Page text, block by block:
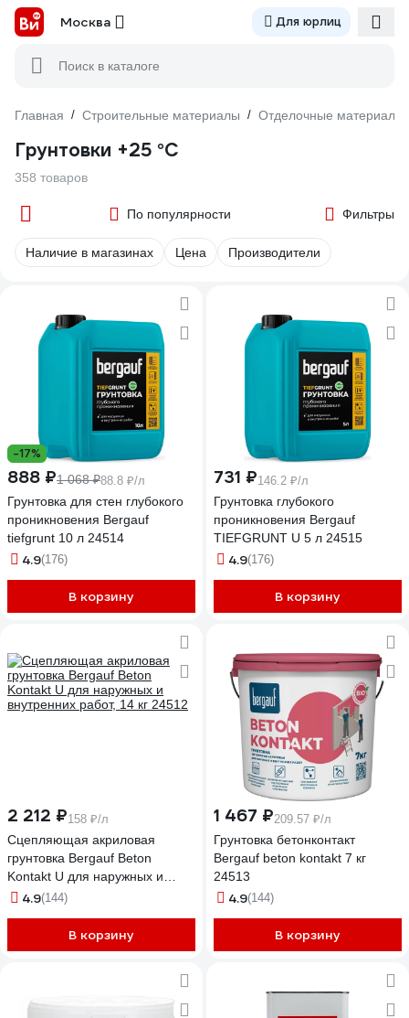
Москва Для юрлиц
Поиск в каталоге
Главная / Строительные материалы / Отделочные материалы
Грунтовки +25 °С
358 товаров
По популярности Фильтры
Наличие в магазинах Цена Производители
-17%
888 ₽1 068 ₽88.8 ₽/л
Грунтовка для стен глубокого
проникновения Bergauf
tiefgrunt 10 л 24514
4.9(176)
В корзину
731 ₽146.2 ₽/л
Грунтовка глубокого
проникновения Bergauf
TIEFGRUNT U 5 л 24515
4.9(176)
В корзину
2 212 ₽158 ₽/л
Сцепляющая акриловая
грунтовка Bergauf Beton
Kontakt U для наружных и
внутренних работ, 14 кг 24512
4.9(144)
В корзину
1 467 ₽209.57 ₽/л
Грунтовка бетонконтакт
Bergauf beton kontakt 7 кг
24513
4.9(144)
В корзину